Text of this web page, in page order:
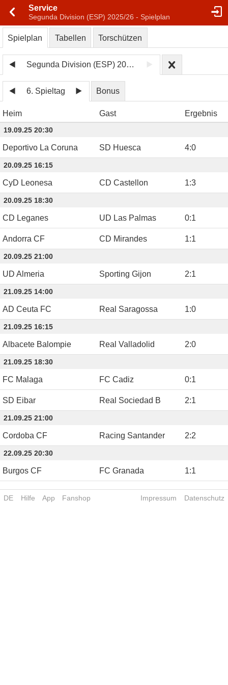
Service
Segunda Division (ESP) 2025/26 - Spielplan
Spielplan Tabellen Torschützen
Segunda Division (ESP) 2025/26
6. Spieltag Bonus
Heim Gast Ergebnis
19.09.25 20:30
Deportivo La Coruna SD Huesca 4:0
20.09.25 16:15
CyD Leonesa CD Castellon 1:3
20.09.25 18:30
CD Leganes UD Las Palmas 0:1
Andorra CF CD Mirandes 1:1
20.09.25 21:00
UD Almeria Sporting Gijon 2:1
21.09.25 14:00
AD Ceuta FC Real Saragossa 1:0
21.09.25 16:15
Albacete Balompie Real Valladolid 2:0
21.09.25 18:30
FC Malaga FC Cadiz 0:1
SD Eibar Real Sociedad B 2:1
21.09.25 21:00
Cordoba CF Racing Santander 2:2
22.09.25 20:30
Burgos CF FC Granada 1:1
DE Hilfe App Fanshop Impressum Datenschutz